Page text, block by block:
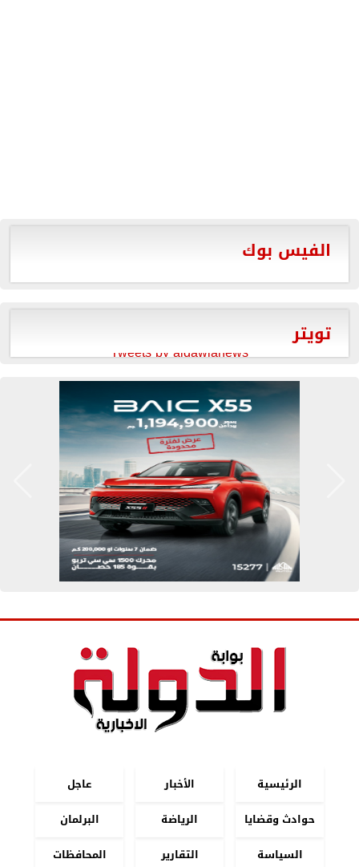
الفيس بوك
تويتر
Tweets by aldawlanews
الرئيسية الأخبار
عاجل
حوادث وقضايا
الرياضة
البرلمان
السياسة
التقارير المحافظات